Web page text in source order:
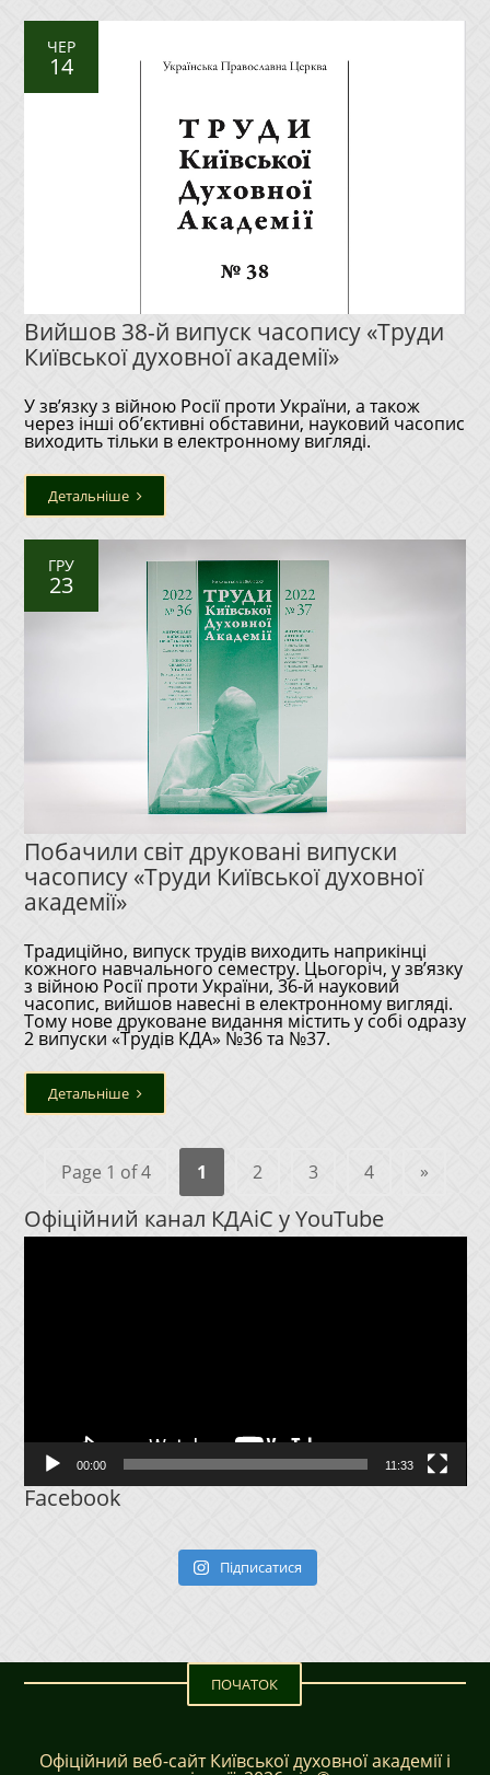
ЧЕР
14
Вийшов 38-й випуск часопису «Труди
Київської духовної академії»
У зв’язку з війною Росії проти України, а також
через інші обʼєктивні обставини, науковий часопис
виходить тільки в електронному вигляді.
Детальніше
ГРУ
23
Побачили світ друковані випуски
часопису «Труди Київської духовної
академії»
Традиційно, випуск трудів виходить наприкінці
кожного навчального семестру. Цьогоріч, у зв’язку
з війною Росії проти України, 36-й науковий
часопис, вийшов навесні в електронному вигляді.
Тому нове друковане видання містить у собі одразу
2 випуски «Трудів КДА» №36 та №37.
Детальніше
Page 1 of 4 1 2 3 4 »
Офіційний канал КДАіС у YouTube
Відеопрогравач
00:00 11:33
Facebook
Підписатися
ПОЧАТОК
Офіційний веб-сайт Київської духовної академії і